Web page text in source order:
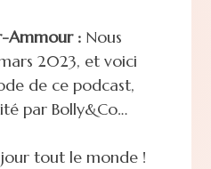
Ammour :Nous
2023, et voici
de ce podcast,
par Bolly&Co…
tout le monde !